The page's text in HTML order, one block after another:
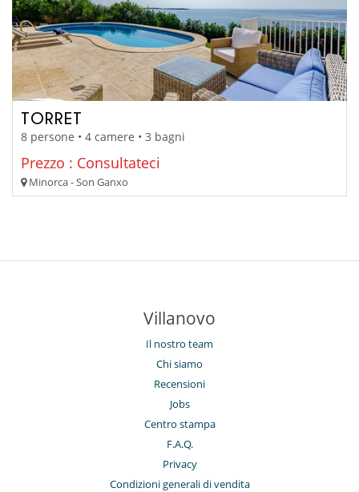
TORRET
8 persone • 4 camere • 3 bagni
Prezzo : Consultateci
Minorca - Son Ganxo
Villanovo
Il nostro team
Chi siamo
Recensioni
Jobs
Centro stampa
F.A.Q.
Privacy
Condizioni generali di vendita